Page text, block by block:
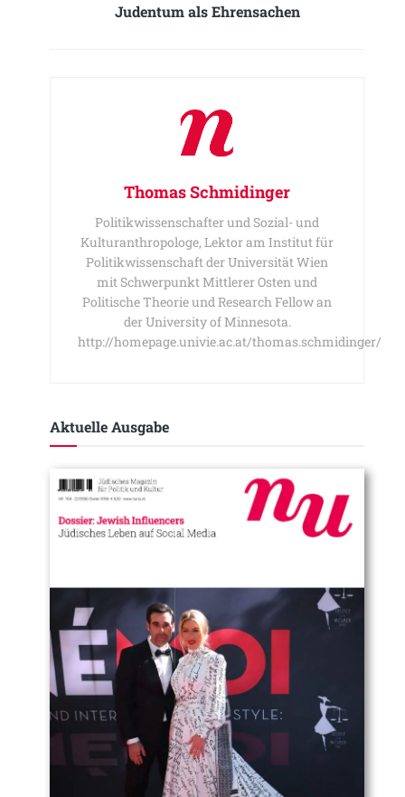
Judentum als Ehrensachen
Thomas Schmidinger
Politikwissenschafter und Sozial- und
Kulturanthropologe, Lektor am Institut für
Politikwissenschaft der Universität Wien
mit Schwerpunkt Mittlerer Osten und
Politische Theorie und Research Fellow an
der University of Minnesota.
http://homepage.univie.ac.at/thomas.schmidinger/
Aktuelle Ausgabe​